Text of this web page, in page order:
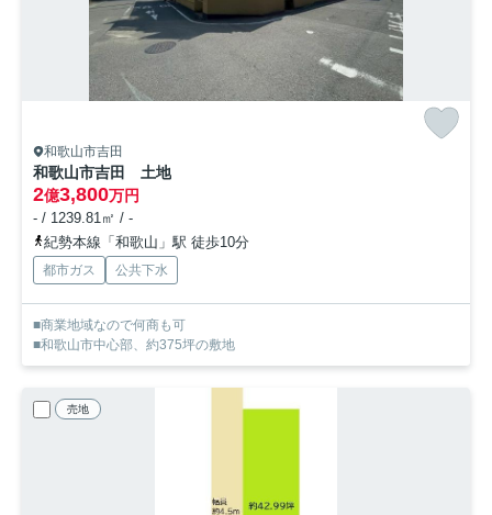
和歌山市吉田
和歌山市吉田 土地
2億3,800万円
- / 1239.81㎡ / -
紀勢本線「和歌山」駅 徒歩10分
都市ガス 公共下水
■商業地域なので何商も可
■和歌山市中心部、約375坪の敷地
売地